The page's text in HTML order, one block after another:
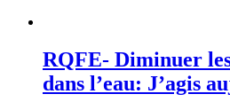
RQFE- Diminuer
dans l’eau: J’agis